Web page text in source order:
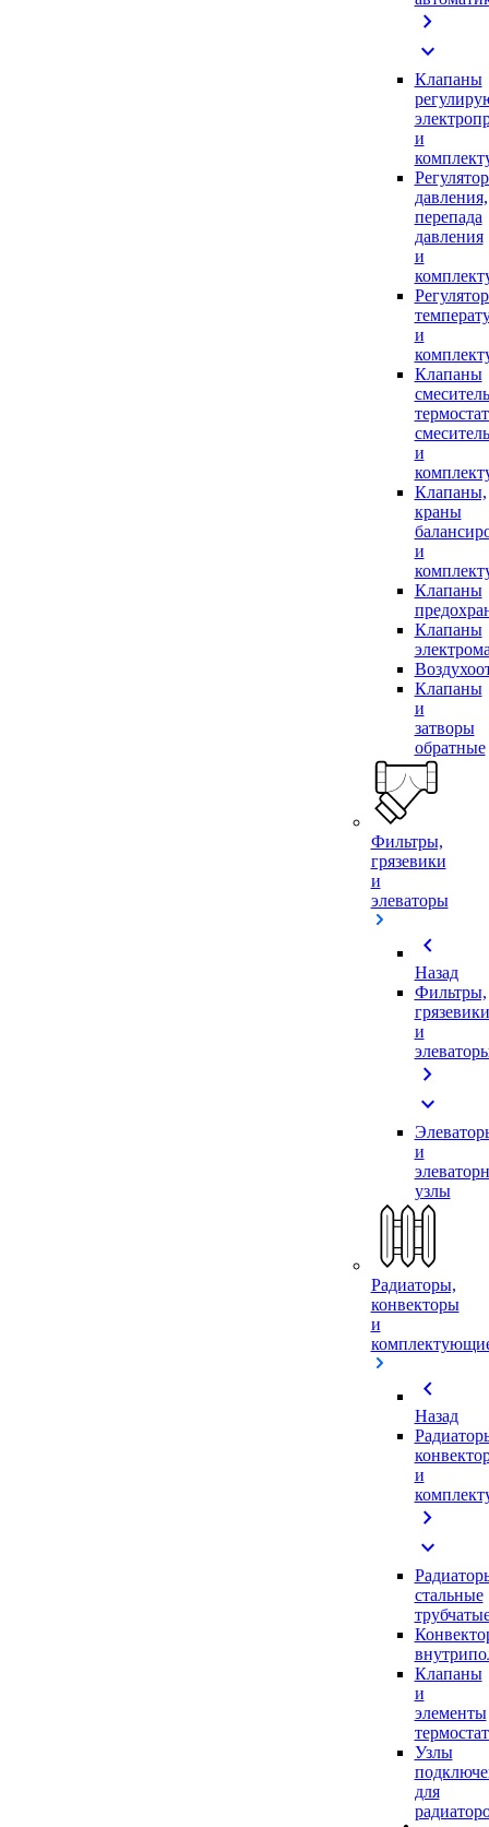
chevron_right
expand_more
Клапаны
и
давления,
перепада
давления
и
и
Клапаны
и
Клапаны,
краны
и
Клапаны
Клапаны
Клапаны
и
затворы
обратные
Фильтры,
грязевики
и
элеваторы
chevron_left
Назад
Фильтры,
грязевики
и
chevron_right
expand_more
и
узлы
Радиаторы,
конвекторы
и
chevron_left
Назад
и
chevron_right
expand_more
стальные
Клапаны
и
элементы
Узлы
для